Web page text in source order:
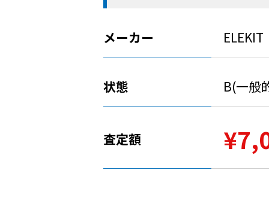
メーカー ELEKIT
状態 B(一般
査定額